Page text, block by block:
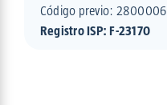
Código previo: 2800006
Registro ISP: F-23170